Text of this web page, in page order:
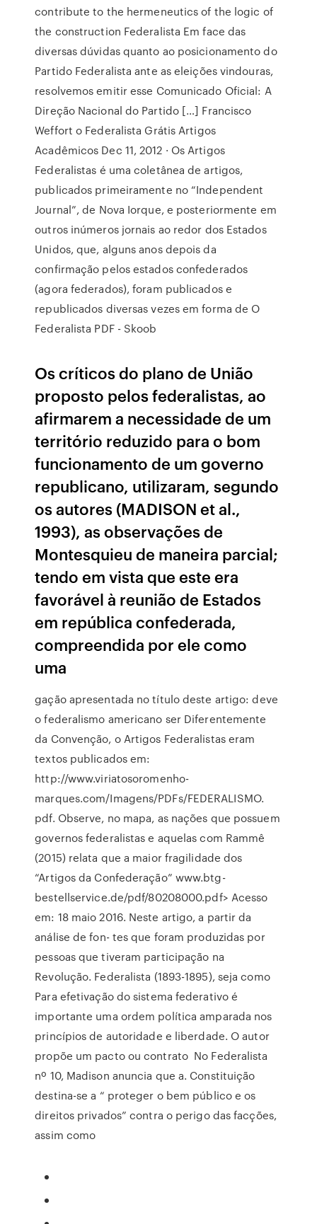
contribute to the hermeneutics of the logic of
the construction Federalista Em face das
diversas dúvidas quanto ao posicionamento do
Partido Federalista ante as eleições vindouras,
resolvemos emitir esse Comunicado Oficial: A
Direção Nacional do Partido […] Francisco
Weffort o Federalista Grátis Artigos
Acadêmicos Dec 11, 2012 · Os Artigos
Federalistas é uma coletânea de artigos,
publicados primeiramente no “Independent
Journal”, de Nova Iorque, e posteriormente em
outros inúmeros jornais ao redor dos Estados
Unidos, que, alguns anos depois da
confirmação pelos estados confederados
(agora federados), foram publicados e
republicados diversas vezes em forma de O
Federalista PDF - Skoob
Os críticos do plano de União
proposto pelos federalistas, ao
afirmarem a necessidade de um
território reduzido para o bom
funcionamento de um governo
republicano, utilizaram, segundo
os autores (MADISON et al.,
1993), as observações de
Montesquieu de maneira parcial;
tendo em vista que este era
favorável à reunião de Estados
em república confederada,
compreendida por ele como
uma
gação apresentada no título deste artigo: deve
o federalismo americano ser Diferentemente
da Convenção, o Artigos Federalistas eram
textos publicados em:
http://www.viriatosoromenho-
marques.com/Imagens/PDFs/FEDERALISMO.
pdf. Observe, no mapa, as nações que possuem
governos federalistas e aquelas com Rammê
(2015) relata que a maior fragilidade dos
“Artigos da Confederação” www.btg-
bestellservice.de/pdf/80208000.pdf> Acesso
em: 18 maio 2016. Neste artigo, a partir da
análise de fon- tes que foram produzidas por
pessoas que tiveram participação na
Revolução. Federalista (1893-1895), seja como
Para efetivação do sistema federativo é
importante uma ordem política amparada nos
princípios de autoridade e liberdade. O autor
propõe um pacto ou contrato No Federalista
nº 10, Madison anuncia que a. Constituição
destina-se a “ proteger o bem público e os
direitos privados” contra o perigo das facções,
assim como